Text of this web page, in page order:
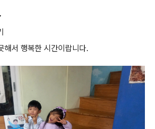
해서 행복한 시간이랍니다.